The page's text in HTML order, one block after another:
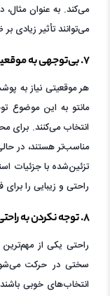
می‌کند. به عنوان
می‌توانند تأثیر زیادی
۷. بی‌توجهی به موقعیت استفاده
هر موقعیتی نیاز به
مانتو به این موضوع
انتخاب می‌کنند. برای
مناسب‌تر هستند، در
تزئین‌شده با جزئیات
راحتی و زیبایی را برای
۸. توجه نکردن به راحتی و کاربردی بودن
راحتی یکی از
سختی در حرکت
انتخاب‌های خوبی